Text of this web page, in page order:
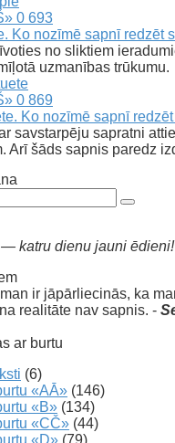
0 693
Ko nozīmē sapnī redzēt
no sliktiem
uzmanības trūkumu.
0 869
Ko nozīmē sapnī
savstarpēju sapratni
Arī šāds sapnis paredz
katru dienu jauni ēdieni!
ir jāpārliecinās, ka
realitāte nav sapnis. -
ar burtu
(6)
«AĀ» (146)
«B» (134)
«CČ» (44)
«D» (79)